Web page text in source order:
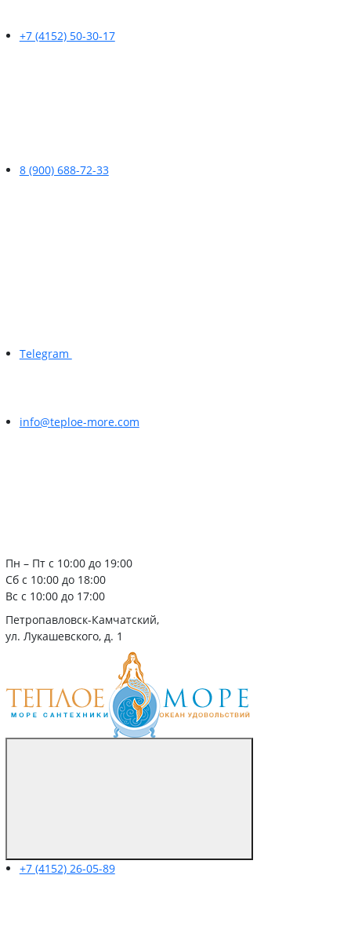
+7 (4152) 50-30-17
8 (900) 688-72-33
Telegram
info@teploe-more.com
Пн – Пт с 10:00 до 19:00
Сб с 10:00 до 18:00
Вс с 10:00 до 17:00
Петропавловск-Камчатский,
ул. Лукашевского, д. 1
+7 (4152) 26-05-89